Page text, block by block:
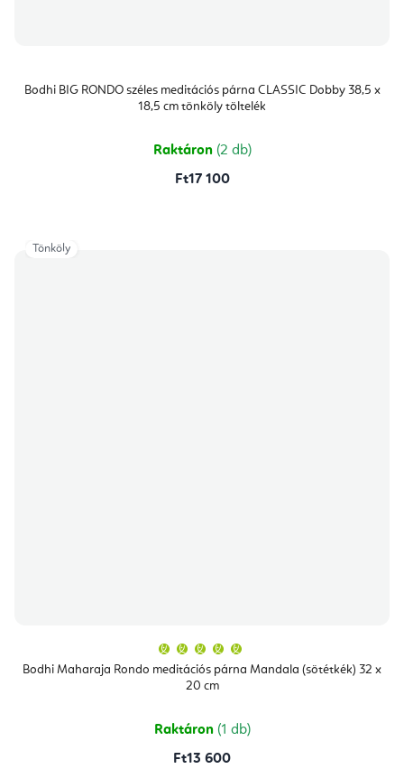
Bodhi BIG RONDO széles meditációs párna CLASSIC Dobby 38,5 x
18,5 cm tönköly töltelék
Raktáron (2 db)
Ft17 100
Bodhi Maharaja Rondo meditációs párna Mandala (sötétkék) 32 x
20 cm
átlagos
értékelése
csillag.
Raktáron (1 db)
Ft13 600
Tönköly